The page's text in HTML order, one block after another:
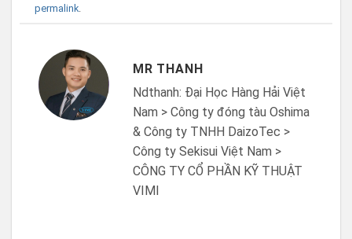
permalink.
MR THANH
Ndthanh: Đại Học Hàng Hải Việt
Nam > Công ty đóng tàu Oshima
& Công ty TNHH DaizoTec >
Công ty Sekisui Việt Nam >
CÔNG TY CỔ PHẦN KỸ THUẬT
VIMI